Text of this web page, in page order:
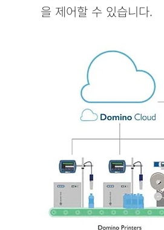
을 제어할 수 있습니다.